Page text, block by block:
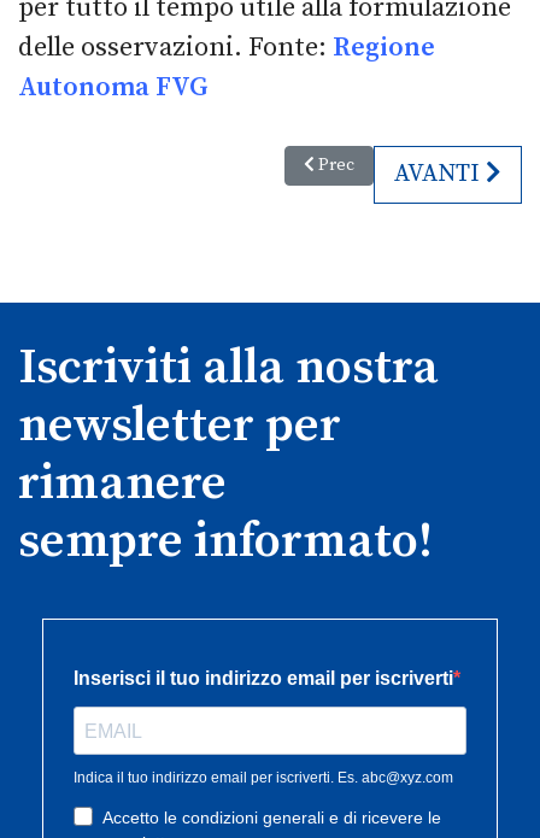
per tutto il tempo utile alla formulazione
delle osservazioni. Fonte: Regione
Autonoma FVG
Articolo precedente: Anche
Prec ARTICOLO
AVANTI
Iscriviti alla nostra
newsletter per
rimanere
sempre informato!